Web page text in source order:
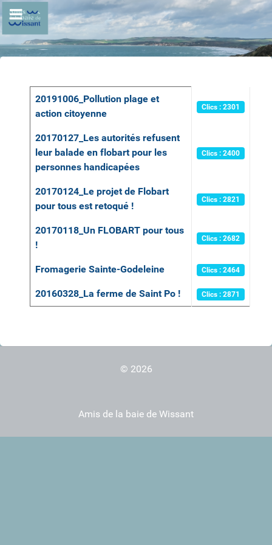
Articles
Titre Clics
20191006_Pollution plage et
action citoyenne
Clics : 2301
20170127_Les autorités refusent
leur balade en flobart pour les
personnes handicapées
Clics : 2400
20170124_Le projet de Flobart
pour tous est retoqué !
Clics : 2821
20170118_Un FLOBART pour tous
!
Clics : 2682
Fromagerie Sainte-Godeleine Clics : 2464
20160328_La ferme de Saint Po ! Clics : 2871
© 2026
Amis de la baie de Wissant